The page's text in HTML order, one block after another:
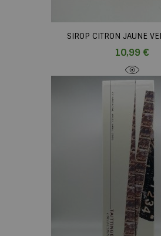
SIROP CITRON JAUNE
10,99 €Prix